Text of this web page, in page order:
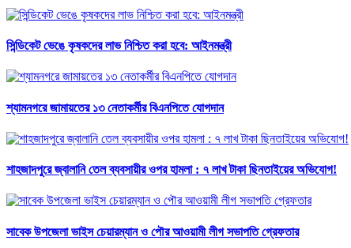
সিন্ডিকেট ভেঙে কৃষকদের লাভ নিশ্চিত করা হবে: আইনমন্ত্রী
শ্যামনগরে জামায়তের ১৩ নেতাকর্মীর বিএনপিতে যোগদান
শাহজাদপুরে জ্বালানি তেল ব্যবসায়ীর ওপর হামলা : ৭ লাখ টাকা ছিনতাইয়ের অভিযোগ!
সাবেক উপজেলা ভাইস চেয়ারম্যান ও পৌর আওয়ামী লীগ সভাপতি গ্রেফতার